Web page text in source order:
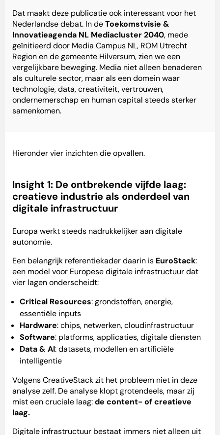
Dat maakt deze publicatie ook interessant voor het
Nederlandse debat. In deToekomstvisie &
Innovatieagenda NL Mediacluster 2040, mede
geïnitieerd door Media Campus NL, ROM Utrecht
Region en de gemeente Hilversum, zien we een
vergelijkbare beweging. Media niet alleen benaderen
als culturele sector, maar als een domein waar
technologie, data, creativiteit, vertrouwen,
ondernemerschap en human capital steeds sterker
samenkomen.
Hieronder vier inzichten die opvallen.
Insight 1: De ontbrekende vijfde laag:
creatieve industrie als onderdeel van
digitale infrastructuur
Europa werkt steeds nadrukkelijker aan digitale
autonomie.
Een belangrijk referentiekader daarin is EuroStack:
een model voor Europese digitale infrastructuur dat
vier lagen onderscheidt:
Critical Resources: grondstoffen, energie,
essentiële inputs
Hardware: chips, netwerken, cloudinfrastructuur
Software: platforms, applicaties, digitale diensten
Data & AI: datasets, modellen en artificiële
intelligentie
Volgens CreativeStack zit het probleem niet in deze
analyse zelf. De analyse klopt grotendeels, maar zij
mist een cruciale laag:de content- of creatieve
laag.
Digitale infrastructuur bestaat immers niet alleen uit